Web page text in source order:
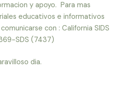
y apoyo. Para mas
educativos e informativos
con : California SIDS
SDS (7437)
dia.